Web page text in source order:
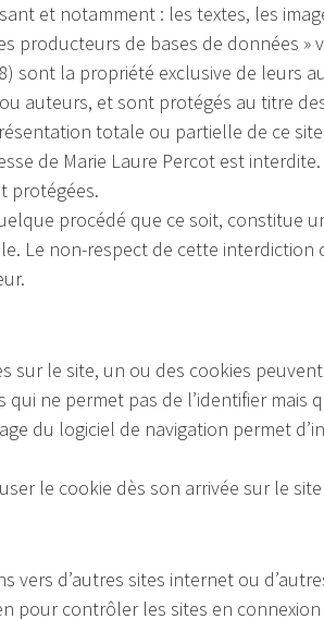
et notamment : les textes, les
producteurs de bases de données »
sont la propriété exclusive de leurs
auteurs, et sont protégés au titre
totale ou partielle de ce
de Marie Laure Percot est
protégées.
procédé que ce soit, constitue
Le non-respect de cette
sur le site, un ou des cookies
ne permet pas de l’identifier
du logiciel de navigation permet
le cookie dès son arrivée sur le
vers d’autres sites internet ou
pour contrôler les sites en